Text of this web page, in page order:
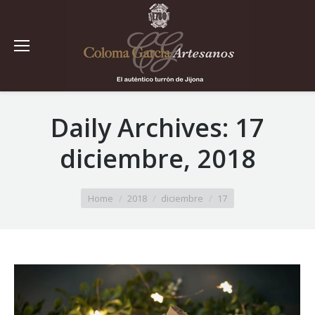
Daily Archives: 17
diciembre, 2018
Home 2018 diciembre 17